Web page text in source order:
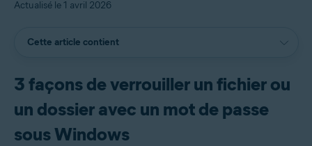
Actualisé le 1 avril 2026
Cette article contient
3 façons de verrouiller un fichier ou
un dossier avec un mot de passe
sous Windows